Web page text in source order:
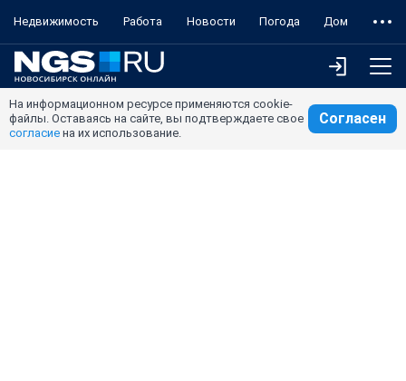
Недвижимость Работа Новости Погода Дом
На информационном ресурсе применяются cookie-
файлы. Оставаясь на сайте, вы подтверждаете свое
согласие на их использование.
Согласен